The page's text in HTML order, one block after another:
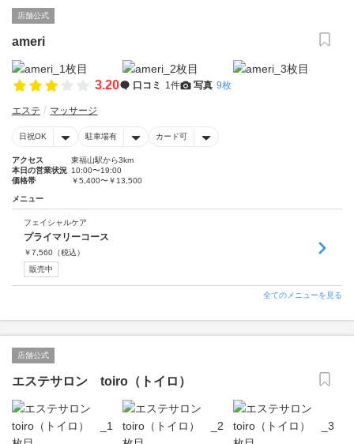
店舗公式
ameri
3.20 口コミ 1件 写真 9枚
エステ マッサージ
日祝OK 駐車場有 カード可
アクセス
東福山駅から3km
本日の営業状況 10:00〜19:00
価格帯
￥5,400〜￥13,500
メニュー
フェイシャルケア
プライマリーコース
￥7,560 （税込）
販売中
全てのメニューを見る
店舗公式
エステサロン toiro（トイロ）